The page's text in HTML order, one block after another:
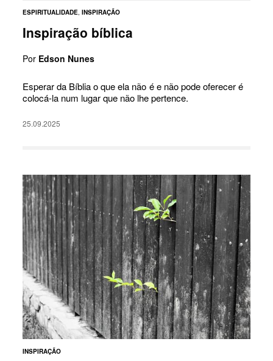
ESPIRITUALIDADE,INSPIRAÇÃO
Inspiração bíblica
Por Edson Nunes
Esperar da Bíblia o que ela não é e não pode oferecer é
colocá-la num lugar que não lhe pertence.
25.09.2025
INSPIRAÇÃO